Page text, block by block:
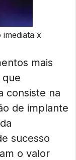
x
mais
consiste na
de implante
sucesso
o valor